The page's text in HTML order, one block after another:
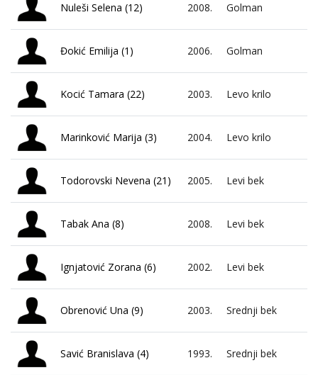
Nuleši Selena (12) 2008. Golman
Đokić Emilija (1) 2006. Golman
Kocić Tamara (22) 2003. Levo krilo
Marinković Marija (3) 2004. Levo krilo
Todorovski Nevena (21) 2005. Levi bek
Tabak Ana (8) 2008. Levi bek
Ignjatović Zorana (6) 2002. Levi bek
Obrenović Una (9) 2003. Srednji bek
Savić Branislava (4) 1993. Srednji bek